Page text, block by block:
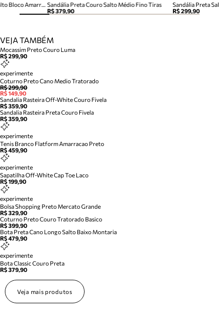
Sandália Preta Couro Salto Médio Fino Tiras
R$ 379,90
Sandália Preta
R$ 299,90
Sandália Camila Nobuck Nó Salto Bloco Amarração Preta
VEJA TAMBÉM
Mocassim Preto Couro Luma
R$ 299,90
experimente
Coturno Preto Cano Medio Tratorado
R$ 299,90
R$ 149,90
Sandalia Rasteira Off-White Couro Fivela
R$ 359,90
Sandalia Rasteira Preta Couro Fivela
R$ 359,90
experimente
Tenis Branco Flatform Amarracao Preto
R$ 459,90
experimente
Sapatilha Off-White Cap Toe Laco
R$ 199,90
experimente
Bolsa Shopping Preto Mercato Grande
R$ 329,90
Coturno Preto Couro Tratorado Basico
R$ 399,90
Bota Preta Cano Longo Salto Baixo Montaria
R$ 479,90
experimente
Bota Classic Couro Preta
R$ 379,90
Veja mais produtos